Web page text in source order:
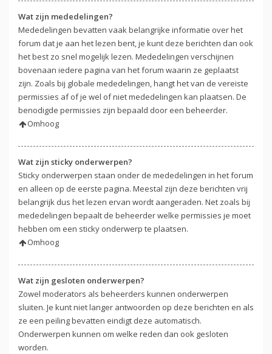
Wat zijn mededelingen?
Mededelingen bevatten vaak belangrijke informatie over het
forum dat je aan het lezen bent, je kunt deze berichten dan ook
het best zo snel mogelijk lezen. Mededelingen verschijnen
bovenaan iedere pagina van het forum waarin ze geplaatst
zijn. Zoals bij globale mededelingen, hangt het van de vereiste
permissies af of je wel of niet mededelingen kan plaatsen. De
benodigde permissies zijn bepaald door een beheerder.
Omhoog
Wat zijn sticky onderwerpen?
Sticky onderwerpen staan onder de mededelingen in het forum
en alleen op de eerste pagina. Meestal zijn deze berichten vrij
belangrijk dus het lezen ervan wordt aangeraden. Net zoals bij
mededelingen bepaalt de beheerder welke permissies je moet
hebben om een sticky onderwerp te plaatsen.
Omhoog
Wat zijn gesloten onderwerpen?
Zowel moderators als beheerders kunnen onderwerpen
sluiten. Je kunt niet langer antwoorden op deze berichten en als
ze een peiling bevatten eindigt deze automatisch.
Onderwerpen kunnen om welke reden dan ook gesloten
worden.